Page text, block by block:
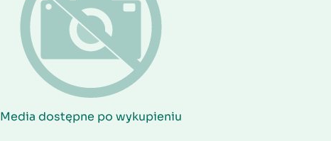
Media dostępne po wykupieniu